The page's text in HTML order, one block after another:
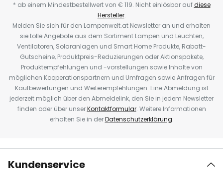
* ab einem Mindestbestellwert von € 119. Nicht einlösbar aufdiese
Hersteller.
Melden Sie sich für den Lampenwelt.at Newsletter an und erhalten
sie tolle Angebote aus dem Sortiment Lampen und Leuchten,
Ventilatoren, Solaranlagen und Smart Home Produkte, Rabatt-
Gutscheine, Produktpreis-Reduzierungen oder Aktionspakete,
Produktempfehlungen und -vorstellungen sowie Inhalte von
möglichen Kooperationspartnern und Umfragen sowie Anfragen für
Kaufbewertungen und Weiterempfehlungen. Eine Abmeldung ist
jederzeit möglich über den Abmeldelink, den Sie in jedem Newsletter
finden oder über unserKontaktformular. Weitere Informationen
erhalten Sie in derDatenschutzerklärung.
Kundenservice